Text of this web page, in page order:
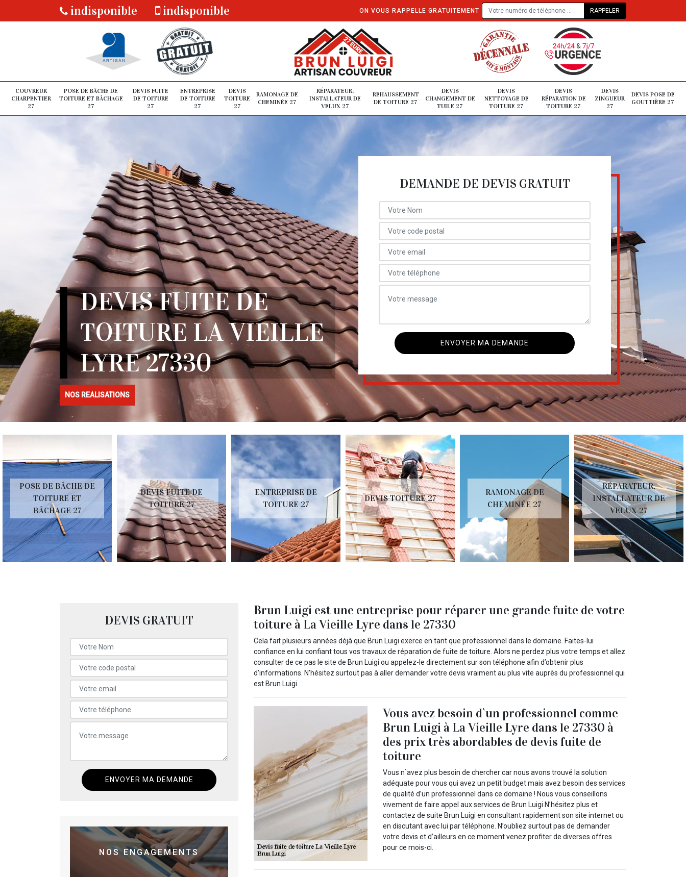
indisponible indisponible ON VOUS RAPPELLE GRATUITEMENT
COUVREUR
CHARPENTIER
27
POSE DE BÂCHE DE
TOITURE ET BÂCHAGE
27
DEVIS FUITE
DE TOITURE
27
ENTREPRISE
DE TOITURE
27
DEVIS
TOITURE
27
RAMONAGE DE
CHEMINÉE 27
RÉPARATEUR,
INSTALLATEUR DE
VELUX 27
REHAUSSEMENT
DE TOITURE 27
DEVIS
CHANGEMENT DE
TUILE 27
DEVIS
NETTOYAGE DE
TOITURE 27
DEVIS
RÉPARATION DE
TOITURE 27
DEVIS
ZINGUEUR
27
DEVIS POSE DE
GOUTTIÈRE 27
DEVIS FUITE DE
TOITURE LA VIEILLE
LYRE 27330
NOS REALISATIONS
DEMANDE DE DEVIS GRATUIT
POSE DE BÂCHE DE
TOITURE ET
BÂCHAGE 27
DEVIS FUITE DE
TOITURE 27
ENTREPRISE DE
TOITURE 27
DEVIS TOITURE 27
RAMONAGE DE
CHEMINÉE 27
RÉPARATEUR,
INSTALLATEUR DE
VELUX 27
DEVIS GRATUIT
NOS ENGAGEMENTS
Brun Luigi est une entreprise pour réparer une grande fuite de votre
toiture à La Vieille Lyre dans le 27330
Cela fait plusieurs années déjà que Brun Luigi exerce en tant que professionnel dans le domaine. Faites-lui
confiance en lui confiant tous vos travaux de réparation de fuite de toiture. Alors ne perdez plus votre temps et allez
consulter de ce pas le site de Brun Luigi ou appelez-le directement sur son téléphone afin d’obtenir plus
d’informations. N’hésitez surtout pas à aller demander votre devis vraiment au plus vite auprès du professionnel qui
est Brun Luigi.
Vous avez besoin d`un professionnel comme
Brun Luigi à La Vieille Lyre dans le 27330 à
des prix très abordables de devis fuite de
toiture
Vous n`avez plus besoin de chercher car nous avons trouvé la solution
adéquate pour vous qui avez un petit budget mais avez besoin des services
de qualité d’un professionnel dans ce domaine ! Nous vous conseillons
vivement de faire appel aux services de Brun Luigi N’hésitez plus et
contactez de suite Brun Luigi en consultant rapidement son site internet ou
en discutant avec lui par téléphone. N’oubliez surtout pas de demander
votre devis et d’ailleurs en ce moment venez profiter de diverses offres
pour ce mois-ci.